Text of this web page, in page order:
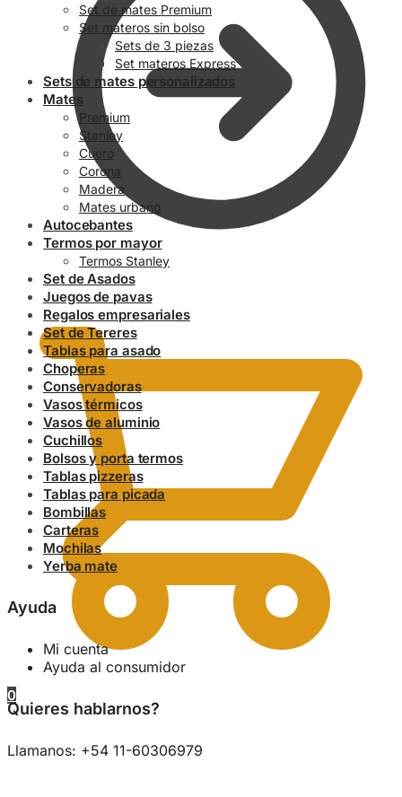
0.00 $
0
Set de mates Premium
Set materos sin bolso
Sets de 3 piezas
Set materos Express
Sets de mates personalizados
Mates
Premium
Stanley
Cuero
Corona
Madera
Mates urbano
Autocebantes
Termos por mayor
Termos Stanley
Set de Asados
Juegos de pavas
Regalos empresariales
Set de Tereres
Tablas para asado
Choperas
Conservadoras
Vasos térmicos
Vasos de aluminio
Cuchillos
Bolsos y porta termos
Tablas pizzeras
Tablas para picada
Bombillas
Carteras
Mochilas
Yerba mate
Ayuda
Mi cuenta
Ayuda al consumidor
Quieres hablarnos?
Llamanos: +54 11-60306979